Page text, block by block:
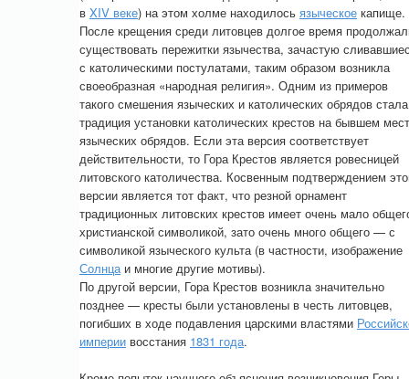
в XIV веке) на этом холме находилось языческое капище.
После крещения среди литовцев долгое время
существовать пережитки язычества, зачастую
с католическими постулатами, таким образом возникла
своеобразная «народная религия». Одним из примеров
такого смешения языческих и католических обрядов стала
традиция установки католических крестов на бывшем
языческих обрядов. Если эта версия соответствует
действительности, то Гора Крестов является ровесницей
литовского католичества. Косвенным подтверждением
версии является тот факт, что резной орнамент
традиционных литовских крестов имеет очень мало
христианской символикой, зато очень много общего — с
символикой языческого культа (в частности, изображение
Солнцаи многие другие мотивы).
По другой версии, Гора Крестов возникла значительно
позднее — кресты были установлены в честь литовцев,
погибших в ходе подавления царскими властями
империи восстания 1831 года.